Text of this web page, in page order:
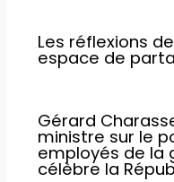
Les réflexions
espace de
Gérard
ministre sur le
employés de la
célèbre la